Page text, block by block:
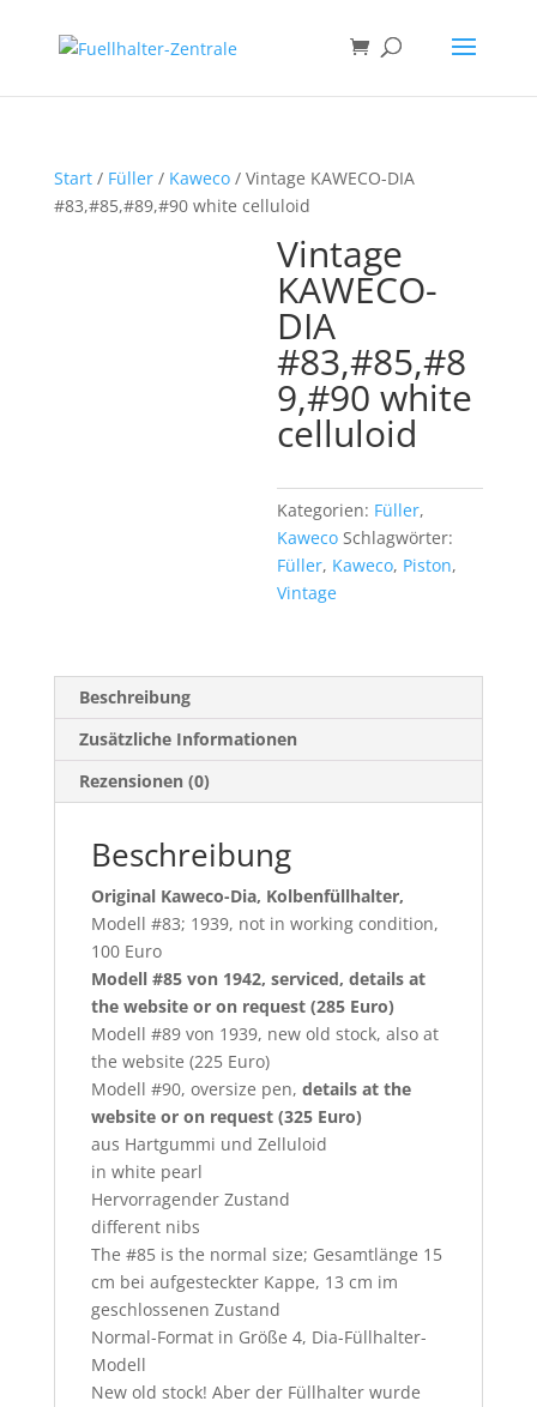
Start/ Füller/ Kaweco/ Vintage KAWECO-DIA
#83,#85,#89,#90 white celluloid
Vintage
KAWECO-
DIA
#83,#85,#8
9,#90 white
celluloid
Kategorien: Füller,
Kaweco Schlagwörter:
Füller, Kaweco, Piston,
Vintage
Beschreibung
Zusätzliche Informationen
Rezensionen (0)
Beschreibung
Original Kaweco-Dia, Kolbenfüllhalter,
Modell #83; 1939, not in working condition,
100 Euro
Modell #85 von 1942, serviced, details at
the website or on request (285 Euro)
Modell #89 von 1939, new old stock, also at
the website (225 Euro)
Modell #90, oversize pen, details at the
website or on request (325 Euro)
aus Hartgummi und Zelluloid
in white pearl
Hervorragender Zustand
different nibs
The #85 is the normal size; Gesamtlänge 15
cm bei aufgesteckter Kappe, 13 cm im
geschlossenen Zustand
Normal-Format in Größe 4, Dia-Füllhalter-
Modell
New old stock! Aber der Füllhalter wurde